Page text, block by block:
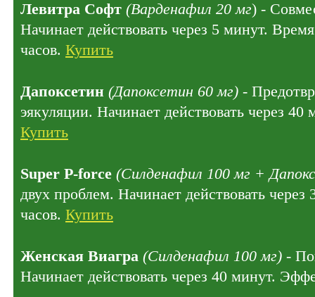
Левитра Софт (Варденафил 20 мг) -
Начинает действовать через 5 минут.
часов. Купить
Дапоксетин (Дапоксетин 60 мг) -
эякуляции. Начинает действовать через
Купить
Super P-force (Силденафил 100 мг +
двух проблем. Начинает действовать
часов. Купить
Женская Виагра (Силденафил 100 мг) -
Начинает действовать через 40 минут.